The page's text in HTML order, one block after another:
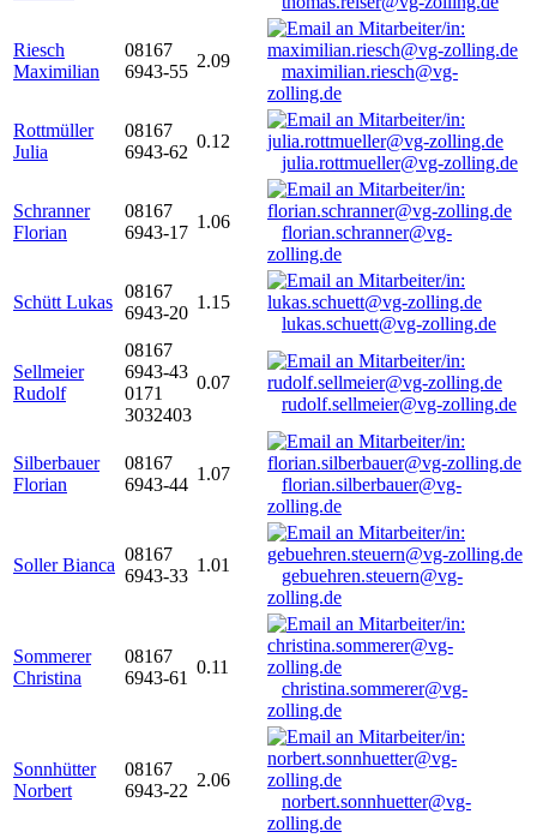
Riesch
Maximilian
08167
6943-55
2.09
maximilian.riesch@vg-
zolling.de
Rottmüller
Julia
08167
6943-62
0.12
julia.rottmueller@vg-zolling.de
Schranner
Florian
08167
6943-17
1.06
florian.schranner@vg-
zolling.de
Schütt Lukas
08167
6943-20
1.15
lukas.schuett@vg-zolling.de
Sellmeier
Rudolf
08167
6943-43
0171
3032403
0.07
rudolf.sellmeier@vg-zolling.de
Silberbauer
Florian
08167
6943-44
1.07
florian.silberbauer@vg-
zolling.de
Soller Bianca
08167
6943-33
1.01
gebuehren.steuern@vg-
zolling.de
Sommerer
Christina
08167
6943-61
0.11
christina.sommerer@vg-
zolling.de
Sonnhütter
Norbert
08167
6943-22
2.06
norbert.sonnhuetter@vg-
zolling.de